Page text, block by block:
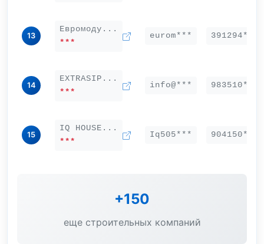
13
Евромоду...
***
eurom*** 391294***
14
EXTRASIP...
***
info@*** 983510***
15
IQ HOUSE...
***
Iq505*** 904150***
+150
еще строительных компаний